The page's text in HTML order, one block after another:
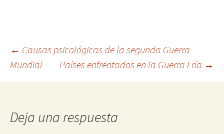
Navegación
de
entradas
← Causas psicológicas de la segunda Guerra
Mundial
Países enfrentados en la Guerra Fría →
Deja una respuesta